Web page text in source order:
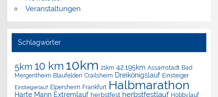
Veranstaltungen
Schlagwörter
5km 10 km 10km 21km 42.195km Assamstadt Bad
Mergentheim Blaufelden Crailsheim Dreikönigslauf Einsteiger
Einsteigerlauf Elpersheim Frankfurt Halbmarathon
Harte Mann Extremlauf herbstfest herbstfestlauf Hobbylauf